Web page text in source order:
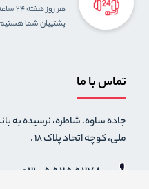
پشتیبان شما
تماس با ما
جاده ساوه، شاطره، نرسیده به
ملی، کوچه اتحاد پلاک 18 .
021-55255278